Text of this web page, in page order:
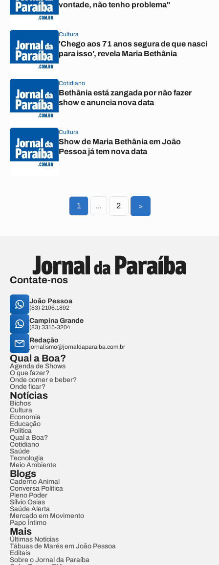
vontade, não tenho problema"
Cultura
'Chego aos 71 anos segura de que nasci
para isso', revela Maria Bethânia
Cotidiano
Bethânia está zangada por não fazer
show e anuncia nova data
Cultura
Show de Maria Bethânia em João
Pessoa já tem nova data
1 ... 2 >
Contate-nos
João Pessoa
(83) 2106.1892
Campina Grande
(83) 3315-3204
Redação
jornalismo@jornaldaparaiba.com.br
Qual a Boa?
Agenda de Shows
O que fazer?
Onde comer e beber?
Onde ficar?
Notícias
Bichos
Cultura
Economia
Educação
Política
Qual a Boa?
Cotidiano
Saúde
Tecnologia
Meio Ambiente
Blogs
Caderno Animal
Conversa Política
Pleno Poder
Sílvio Osias
Saúde Alerta
Mercado em Movimento
Papo Íntimo
Mais
Últimas Notícias
Tábuas de Marés em João Pessoa
Editais
Sobre o Jornal da Paraíba